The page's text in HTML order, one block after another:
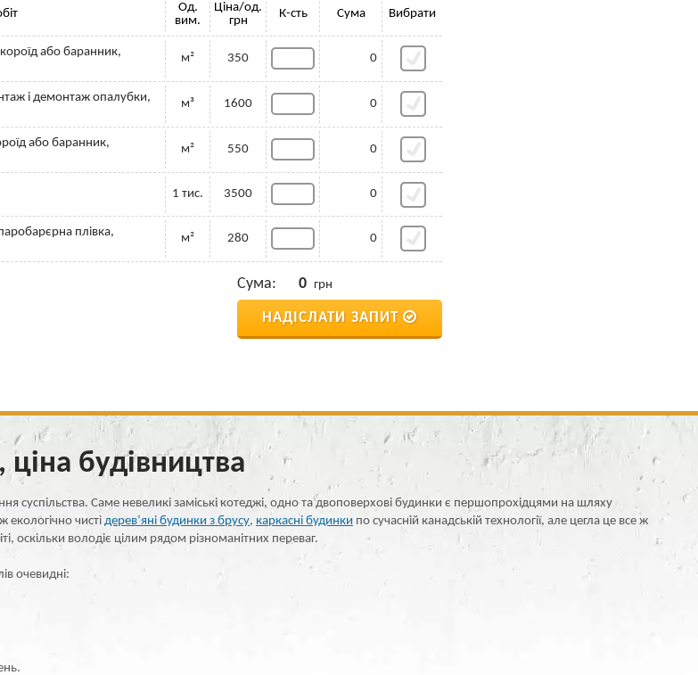
Од.
вим.
Ціна/од.
грн
К-сть Сума Вибрати
або баранник,
м² 350 0
і демонтаж опалубки,
м³ 1600 0
або баранник,
м² 550 0
1 тис. 3500 0
плівка,
м² 280 0
Сума: 0 грн
НАДІСЛАТИ ЗАПИТ
будівництва
суспільства. Саме невеликі заміські котеджі, одно та двоповерхові будинки є першопрохідцями на шляху
чисті дерев’яні будинки з брусу, каркасні будинки по сучасній канадській технології, але цегла це все ж
оскільки володіє цілим рядом різноманітних переваг.
очевидні: